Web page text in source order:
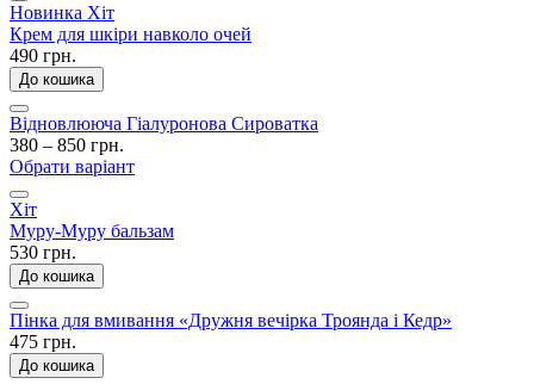
Новинка Хіт
Крем для шкіри навколо очей
490 грн.
До кошика
Відновлююча Гіалуронова Сироватка
380 – 850 грн.
Обрати варіант
Хіт
Муру-Муру бальзам
530 грн.
До кошика
Пінка для вмивання «Дружня вечірка Троянда і Кедр»
475 грн.
До кошика